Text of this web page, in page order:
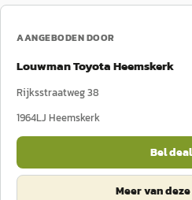
AANGEBODEN DOOR
Louwman Toyota Heemskerk
Rijksstraatweg 38
1964LJ Heemskerk
Bel
Meer van